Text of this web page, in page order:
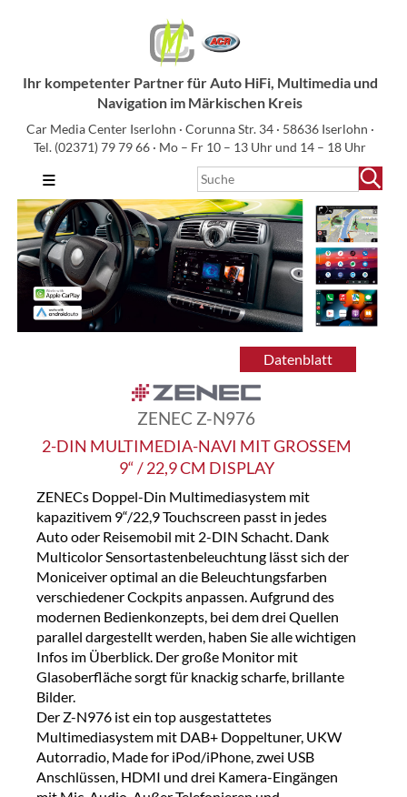
Ihr kompetenter Partner für Auto HiFi, Multimedia und
Navigation im Märkischen Kreis
Car Media Center Iserlohn · Corunna Str. 34 · 58636 Iserlohn ·
Tel. (02371) 79 79 66 · Mo – Fr 10 – 13 Uhr und 14 – 18 Uhr
≡
ZENEC Z-N976
Datenblatt
2-DIN MULTIMEDIA-NAVI MIT GROSSEM 9
“ / 22,9 CM DISPLAY
ZENECs Doppel-Din Multimediasystem mit
kapazitivem 9“/22,9 Touchscreen passt in jedes
Auto oder Reisemobil mit 2-DIN Schacht. Dank
Multicolor Sensortastenbeleuchtung lässt sich der
Moniceiver optimal an die Beleuchtungsfarben
verschiedener Cockpits anpassen. Aufgrund des
modernen Bedienkonzepts, bei dem drei Quellen
parallel dargestellt werden, haben Sie alle wichtigen
Infos im Überblick. Der große Monitor mit
Glasoberfläche sorgt für knackig scharfe, brillante
Bilder.
Der Z-N976 ist ein top ausgestattetes
Multimediasystem mit DAB+ Doppeltuner, UKW
Autorradio, Made for iPod/iPhone, zwei USB
Anschlüssen, HDMI und drei Kamera-Eingängen